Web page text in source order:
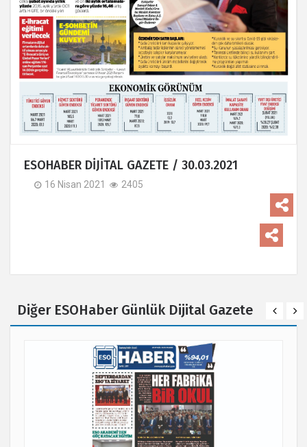
ESOHABER DİJİTAL GAZETE / 30.03.2021
16 Nisan 2021 2405
Diğer ESOHaber Günlük Dijital Gazete